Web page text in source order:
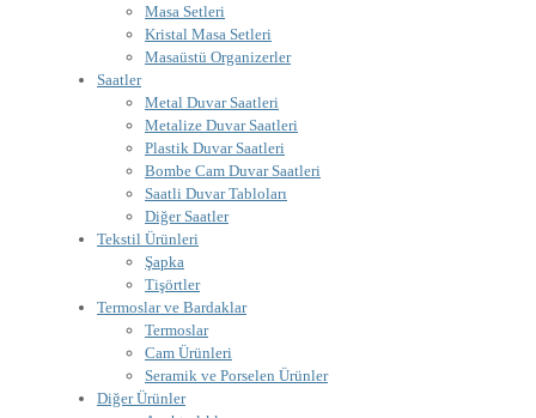
Masa Setleri
Kristal Masa Setleri
Masaüstü Organizerler
Saatler
Metal Duvar Saatleri
Metalize Duvar Saatleri
Plastik Duvar Saatleri
Bombe Cam Duvar Saatleri
Saatli Duvar Tabloları
Diğer Saatler
Tekstil Ürünleri
Şapka
Tişörtler
Termoslar ve Bardaklar
Termoslar
Cam Ürünleri
Seramik ve Porselen Ürünler
Diğer Ürünler